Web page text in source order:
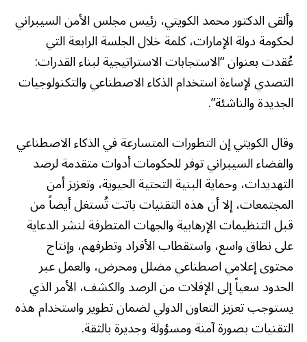
وألقى الدكتور محمد الكويتي، رئيس مجلس الأمن السيبراني
لحكومة دولة الإمارات، كلمة خلال الجلسة الرابعة التي
عُقدت بعنوان “الاستجابات الاستراتيجية لبناء القدرات:
التصدي لإساءة استخدام الذكاء الاصطناعي والتكنولوجيات
الجديدة والناشئة”.
وقال الكويتي إن التطورات المتسارعة في الذكاء الاصطناعي
والفضاء السيبراني توفر للحكومات أدوات متقدمة لرصد
التهديدات، وحماية البنية التحتية الحيوية، وتعزيز أمن
المجتمعات، إلا أن هذه التقنيات باتت تُستغل أيضاً من
قبل التنظيمات الإرهابية والجهات المتطرفة لنشر الدعاية
على نطاق واسع، واستقطاب الأفراد وتطرفهم، وإنتاج
محتوى إعلامي اصطناعي مضلل ومحرض، والعمل عبر
الحدود سعياً إلى الإفلات من الرصد والكشف، الأمر الذي
يستوجب تعزيز التعاون الدولي لضمان تطوير واستخدام هذه
التقنيات بصورة آمنة ومسؤولة وجديرة بالثقة.